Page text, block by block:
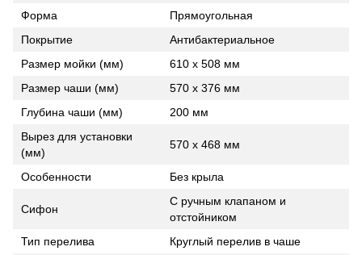
Форма
Прямоугольная
Покрытие
Антибактериальное
Размер мойки (мм)
610 x 508 мм
Размер чаши (мм)
570 x 376 мм
Глубина чаши (мм)
200 мм
Вырез для установки
(мм)
570 x 468 мм
Особенности Без крыла
Сифон
С ручным клапаном и
отстойником
Тип перелива
Круглый перелив в чаше